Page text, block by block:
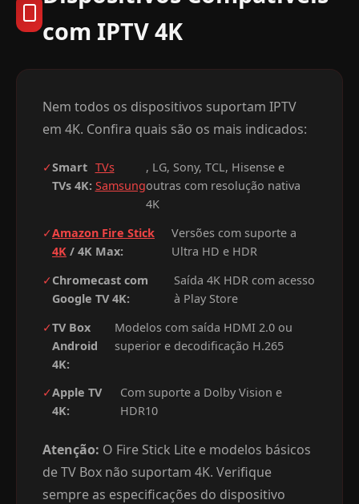
com IPTV 4K
Nem todos os dispositivos suportam IPTV
em 4K. Confira quais são os mais indicados:
✓Smart
TVs 4K:
TVs
Samsung
, LG, Sony, TCL, Hisense e
outras com resolução nativa
4K
✓Amazon Fire Stick
4K / 4K Max:
Versões com suporte a
Ultra HD e HDR
✓Chromecast com
Google TV 4K:
Saída 4K HDR com acesso
à Play Store
✓TV Box
Android
4K:
Modelos com saída HDMI 2.0 ou
superior e decodificação H.265
✓Apple TV
4K:
Com suporte a Dolby Vision e
HDR10
Atenção: O Fire Stick Lite e modelos básicos
de TV Box não suportam 4K. Verifique
sempre as especificações do dispositivo